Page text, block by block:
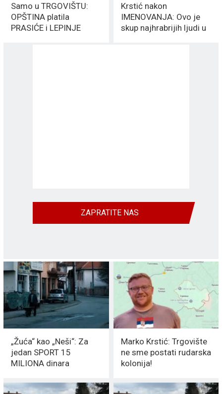
Samo u TRGOVIŠTU:
OPŠTINA platila
PRASIĆE i LEPINJE
Krstić nakon
IMENOVANJA: Ovo je
skup najhrabrijih ljudi u
ZAPRATITE NAS
„Žuća“ kao „Neši“: Za
jedan SPORT 15
MILIONA dinara
Marko Krstić: Trgovište
ne sme postati rudarska
kolonija!